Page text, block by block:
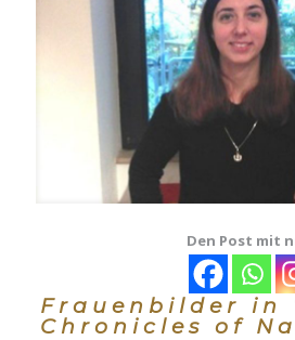
Den Post mit
Frauenbilder in
Chronicles of